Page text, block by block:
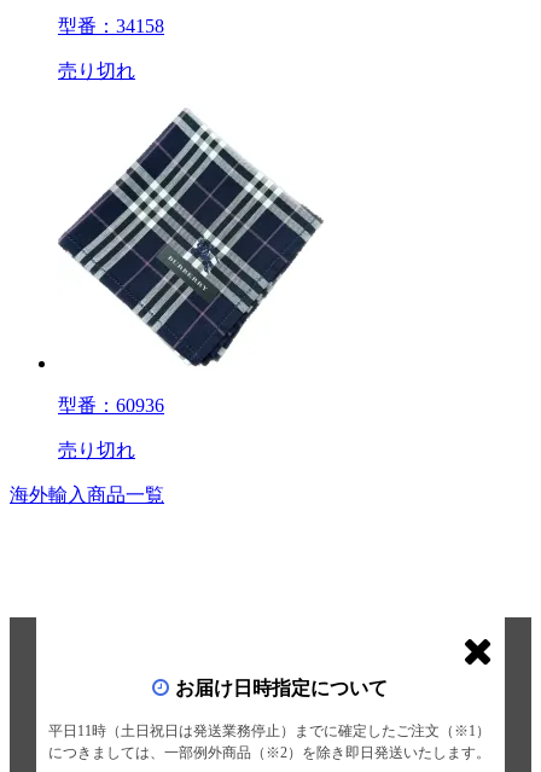
型番：34158
売り切れ
型番：60936
売り切れ
海外輸入商品一覧
お届け日時指定について
平日11時（土日祝日は発送業務停止）までに確定したご注文（※1）
につきましては、一部例外商品（※2）を除き即日発送いたします。